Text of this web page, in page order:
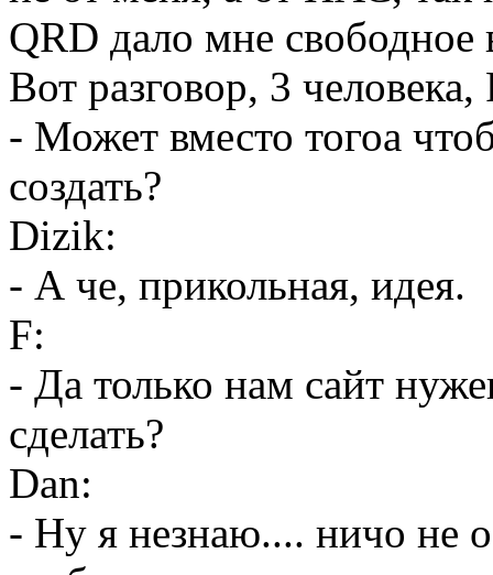
QRD дало мне свободное
Вот разговор, 3 человека,
- Может вместо тогоа
создать?
Dizik:
- А че, прикольная, идея.
F:
- Да только нам сайт
сделать?
Dan:
- Ну я незнаю.... ничо не